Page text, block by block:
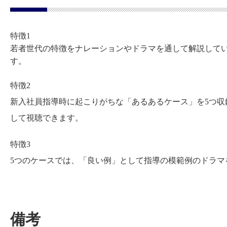
特徴1
若者世代の特徴をナレーションやドラマを通して解説し
す。
特徴2
新入社員指導時に起こりがちな「あるあるケース」を5つ
して視聴できます。
特徴3
5つのケースでは、「良い例」として指導の模範例のドラ
備考